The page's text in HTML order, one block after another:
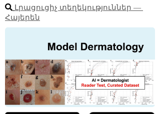
Լրացուցիչ տեղեկություններ ―
Հայերեն